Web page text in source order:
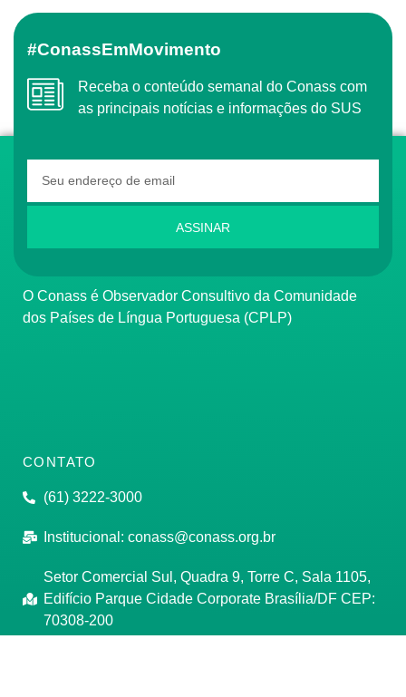
#ConassEmMovimento
Receba o conteúdo semanal do Conass com
as principais notícias e informações do SUS
ASSINAR
O Conass é Observador Consultivo da Comunidade
dos Países de Língua Portuguesa (CPLP)
CONTATO
(61) 3222-3000
Institucional: conass@conass.org.br
Setor Comercial Sul, Quadra 9, Torre C, Sala 1105,
Edifício Parque Cidade Corporate Brasília/DF CEP:
70308-200